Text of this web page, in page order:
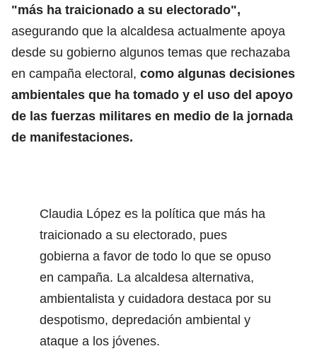
"más ha traicionado a su electorado",
asegurando que la alcaldesa actualmente apoya
desde su gobierno algunos temas que rechazaba
en campaña electoral, como algunas decisiones
ambientales que ha tomado y el uso del apoyo
de las fuerzas militares en medio de la jornada
de manifestaciones.
Claudia López es la política que más ha
traicionado a su electorado, pues
gobierna a favor de todo lo que se opuso
en campaña. La alcaldesa alternativa,
ambientalista y cuidadora destaca por su
despotismo, depredación ambiental y
ataque a los jóvenes.